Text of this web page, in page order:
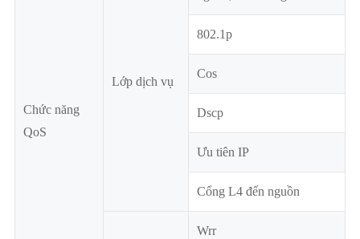
Chức năng
QoS
Lớp dịch vụ
802.1p
Cos
Dscp
Ưu tiên IP
Cổng L4 đến nguồn
Wrr